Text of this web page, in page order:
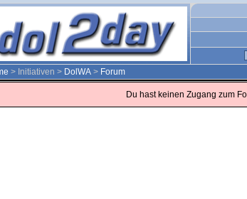
> Initiativen > DolWA > Forum
Du hast keinen Zugang zum